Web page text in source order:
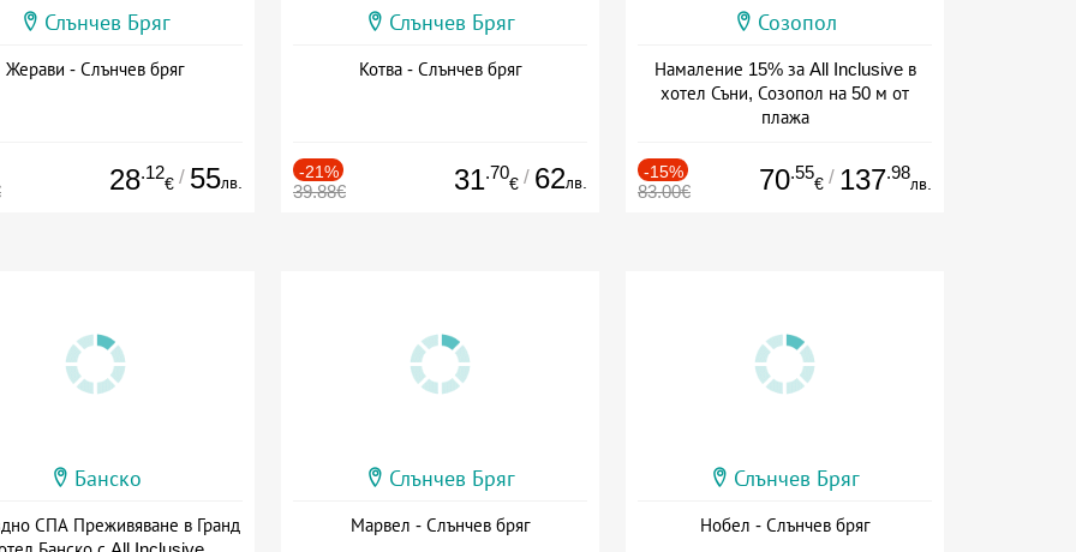
Слънчев Бряг
Жерави - Слънчев бряг
28.12
€ / 55лв.
Слънчев Бряг
Котва - Слънчев бряг
-21%
39.88€ 31.70
€ / 62лв.
Созопол
Намаление 15% за All Inclusive в
хотел Съни, Созопол на 50 м от
плажа
-15%
83.00€ 70.55
€ / 137.98
лв.
Банско
СПА Преживяване в Гранд
Слънчев Бряг
Марвел - Слънчев бряг
Слънчев Бряг
Нобел - Слънчев бряг